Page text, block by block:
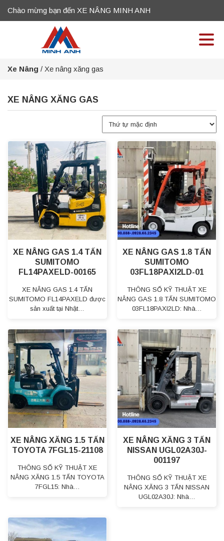
Chào mừng bạn đến XE NÂNG MINH ANH
Xe Nâng / Xe nâng xăng gas
XE NÂNG XĂNG GAS
XE NÂNG GAS 1.4 TẤN
SUMITOMO
FL14PAXELD-00165
XE NÂNG GAS 1.4 TẤN
SUMITOMO FL14PAXELD được
sản xuất tại Nhật…
XE NÂNG GAS 1.8 TẤN
SUMITOMO
03FL18PAXI2LD-01
THÔNG SỐ KỸ THUẬT XE
NÂNG GAS 1.8 TẤN SUMITOMO
03FL18PAXI2LD: Nhà…
XE NÂNG XĂNG 1.5 TẤN
TOYOTA 7FGL15-21108
THÔNG SỐ KỸ THUẬT XE
NÂNG XĂNG 1.5 TẤN TOYOTA
7FGL15: Nhà…
XE NÂNG XĂNG 3 TẤN
NISSAN UGL02A30J-
001197
THÔNG SỐ KỸ THUẬT XE
NÂNG XĂNG 3 TẤN NISSAN
UGL02A30J: Nhà…